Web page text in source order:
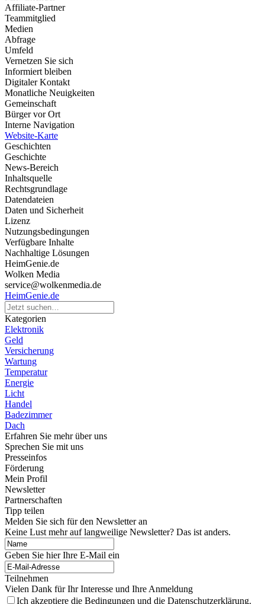
Affiliate-Partner
Teammitglied
Medien
Abfrage
Umfeld
Vernetzen Sie sich
Informiert bleiben
Digitaler Kontakt
Monatliche Neuigkeiten
Gemeinschaft
Bürger vor Ort
Interne Navigation
Website-Karte
Geschichten
Geschichte
News-Bereich
Inhaltsquelle
Rechtsgrundlage
Datendateien
Daten und Sicherheit
Lizenz
Nutzungsbedingungen
Verfügbare Inhalte
Nachhaltige Lösungen
HeimGenie.de
Wolken Media
service@wolkenmedia.de
HeimGenie.de
Kategorien
Elektronik
Geld
Versicherung
Wartung
Temperatur
Energie
Licht
Handel
Badezimmer
Dach
Erfahren Sie mehr über uns
Sprechen Sie mit uns
Presseinfos
Förderung
Mein Profil
Newsletter
Partnerschaften
Tipp teilen
Melden Sie sich für den Newsletter an
Keine Lust mehr auf langweilige Newsletter? Das ist anders.
Geben Sie hier Ihre E-Mail ein
Teilnehmen
Vielen Dank für Ihr Interesse und Ihre Anmeldung
Ich akzeptiere die Bedingungen und die Datenschutzerklärung.